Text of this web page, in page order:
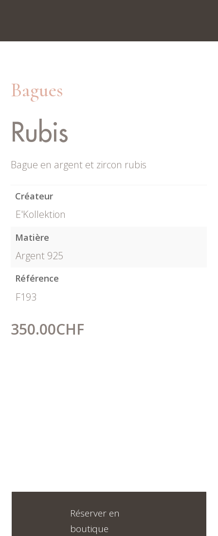
09H30 – 12H30 ET 13H30 – 18H30
Bagues
Rubis
Bague en argent et zircon rubis
Créateur
E'Kollektion
Matière
Argent 925
Référence
F193
350.00CHF
Réserver en
boutique